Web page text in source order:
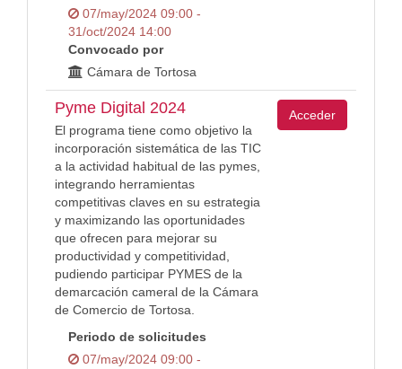
07/may/2024 09:00 -
31/oct/2024 14:00
Convocado por
Cámara de Tortosa
Pyme Digital 2024
El programa tiene como objetivo la
incorporación sistemática de las TIC
a la actividad habitual de las pymes,
integrando herramientas
competitivas claves en su estrategia
y maximizando las oportunidades
que ofrecen para mejorar su
productividad y competitividad,
pudiendo participar PYMES de la
demarcación cameral de la Cámara
de Comercio de Tortosa.
Periodo de solicitudes
07/may/2024 09:00 -
Acceder